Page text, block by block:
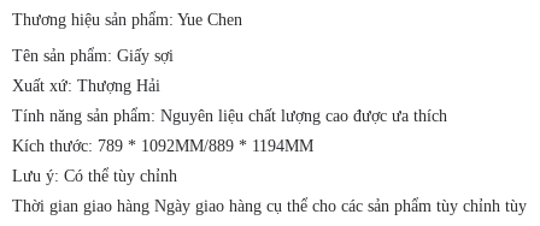
Thương hiệu sản phẩm: Yue Chen
Tên sản phẩm: Giấy sợi
Xuất xứ: Thượng Hải
Tính năng sản phẩm: Nguyên liệu chất lượng cao được ưa thích
Kích thước: 789 * 1092MM/889 * 1194MM
Lưu ý: Có thể tùy chỉnh
Thời gian giao hàng Ngày giao hàng cụ thể cho các sản phẩm tùy chỉnh tùy